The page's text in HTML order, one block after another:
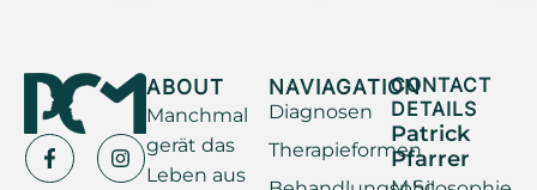
ABOUT
Manchmal
gerät das
Leben aus
NAVIAGATION
Diagnosen
Therapieformen
CONTACT
DETAILS
Patrick
Pfarrer